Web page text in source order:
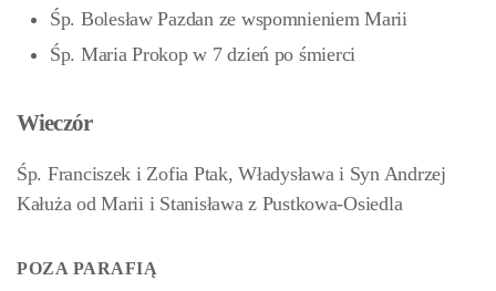
Śp. Bolesław Pazdan ze wspomnieniem Marii
Śp. Maria Prokop w 7 dzień po śmierci
Wieczór
Śp. Franciszek i Zofia Ptak, Władysława i Syn Andrzej
Kałuża od Marii i Stanisława z Pustkowa-Osiedla
POZA PARAFIĄ